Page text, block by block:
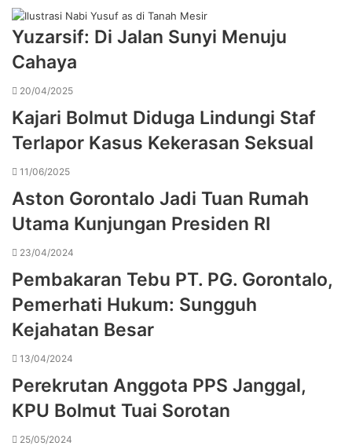
Yuzarsif: Di Jalan Sunyi Menuju
Cahaya
20/04/2025
Kajari Bolmut Diduga Lindungi Staf
Terlapor Kasus Kekerasan Seksual
11/06/2025
Aston Gorontalo Jadi Tuan Rumah
Utama Kunjungan Presiden RI
23/04/2024
Pembakaran Tebu PT. PG. Gorontalo,
Pemerhati Hukum: Sungguh
Kejahatan Besar
13/04/2024
Perekrutan Anggota PPS Janggal,
KPU Bolmut Tuai Sorotan
25/05/2024